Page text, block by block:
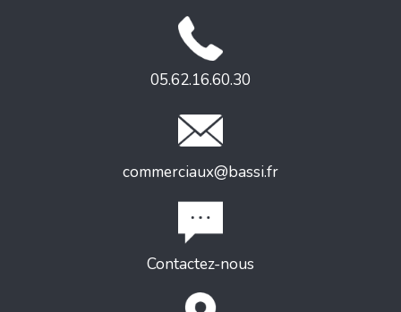
05.62.16.60.30
commerciaux@bassi.fr
Contactez-nous